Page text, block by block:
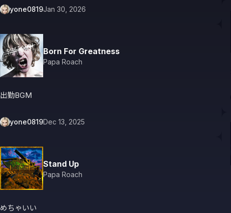
yone0819Jan 30, 2026
Born For Greatness
Papa Roach
出勤BGM
yone0819Dec 13, 2025
Stand Up
Papa Roach
めちゃいい